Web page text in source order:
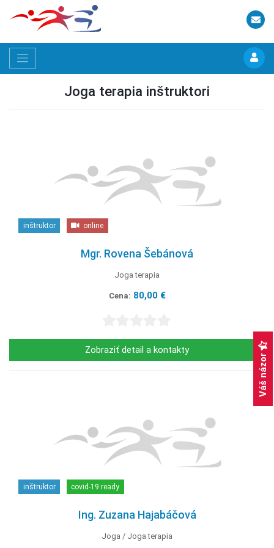
Joga terapia inštruktori
inštruktor online
Mgr. Rovena Šebánová
Joga terapia
Cena: 80,00 €
Zobraziť detail a kontakty
inštruktor covid-19 ready
Ing. Zuzana Hajabáčová
Joga Joga terapia
Váš názor